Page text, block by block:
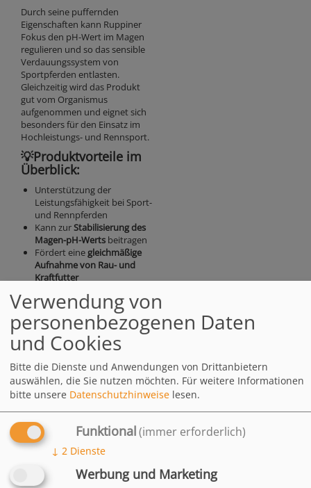
Durch seine puffernden
Eigenschaften kann Ruppiner
Fokus den pH-Wert im Magen
regulieren und so das sensible
Verdauungssystem von
Sportpferden entlasten.
Gleichzeitig wird das Produkt
gut vom Organismus
aufgenommen und eignet sich
besonders für den Einsatz im
Hochleistungs- und Rennsport.
💡Produktvorteile im
Überblick:
Unterstützung der
Leistungsfähigkeit bei Sport-
und Rennpferden
Kann zurStabilisierung des
Magen-pH-Wertsbeitragen
Fördert eine gleichmäßige
Aufnahme von Rau- und
Kraftfutter
Zusammensetzung
Analytische Bestandteile
und Gehalte (je kg)
HÄUFIG
GESTELLTE
Verwendung von
personenbezogenen Daten
und Cookies
Bitte die Dienste und Anwendungen von Drittanbietern
auswählen, die Sie nutzen möchten. Für weitere Informationen
bitte unsere Datenschutzhinweise lesen.
Funktional(immer erforderlich)
↓ 2 Dienste
Werbung und Marketing